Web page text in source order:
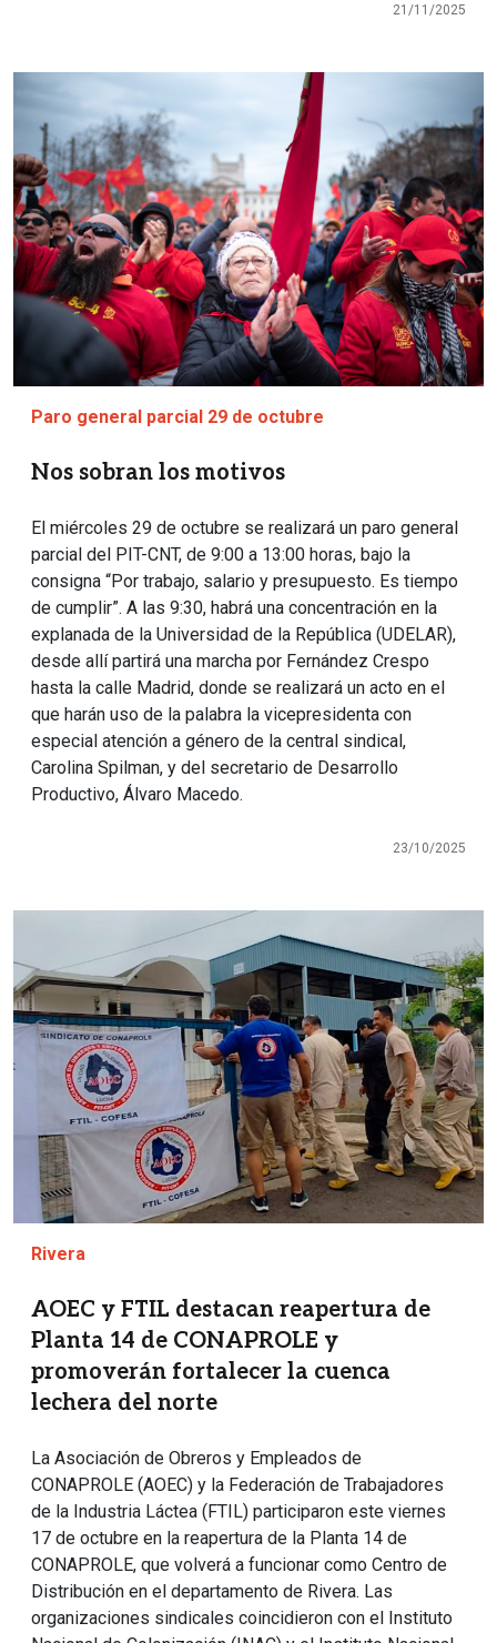
21/11/2025
Paro general parcial 29 de octubre
Nos sobran los motivos
El miércoles 29 de octubre se realizará un paro general
parcial del PIT-CNT, de 9:00 a 13:00 horas, bajo la
consigna “Por trabajo, salario y presupuesto. Es tiempo
de cumplir”. A las 9:30, habrá una concentración en la
explanada de la Universidad de la República (UDELAR),
desde allí partirá una marcha por Fernández Crespo
hasta la calle Madrid, donde se realizará un acto en el
que harán uso de la palabra la vicepresidenta con
especial atención a género de la central sindical,
Carolina Spilman, y del secretario de Desarrollo
Productivo, Álvaro Macedo.
23/10/2025
Rivera
AOEC y FTIL destacan reapertura de
Planta 14 de CONAPROLE y
promoverán fortalecer la cuenca
lechera del norte
La Asociación de Obreros y Empleados de
CONAPROLE (AOEC) y la Federación de Trabajadores
de la Industria Láctea (FTIL) participaron este viernes
17 de octubre en la reapertura de la Planta 14 de
CONAPROLE, que volverá a funcionar como Centro de
Distribución en el departamento de Rivera. Las
organizaciones sindicales coincidieron con el Instituto